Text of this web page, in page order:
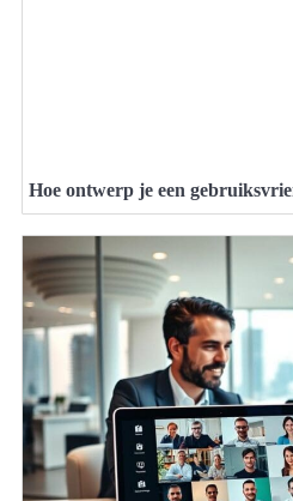
Hoe ontwerp je een